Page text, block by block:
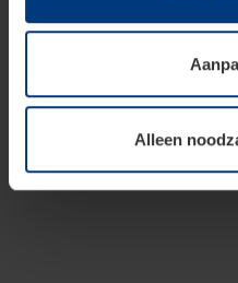
onze pagina's absoluut
soorten cookies is uw
toestemming kunt u op elk
wijzigen of herroepen.
Alleen